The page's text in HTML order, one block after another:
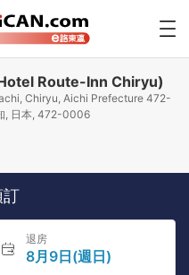
Route-Inn Chiryu)
Chiryu, Aichi Prefecture 472-
, 日本, 472-0006
訂
退房
8月9日(週日)